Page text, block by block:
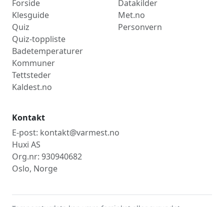
Forside
Klesguide
Quiz
Quiz-toppliste
Badetemperaturer
Kommuner
Tettsteder
Kaldest.no
Datakilder
Met.no
Personvern
Kontakt
E-post: kontakt@varmest.no
Huxi AS
Org.nr: 930940682
Oslo, Norge